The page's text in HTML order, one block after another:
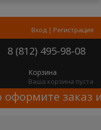
Вход | Регистрация
8 (812) 495-98-08
Корзина
Ваша корзина пуста
заказ